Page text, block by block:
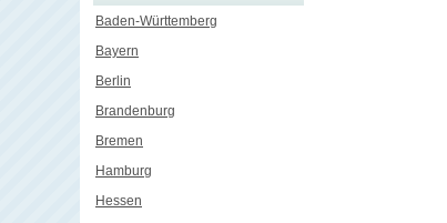
Baden-Württemberg
Bayern
Berlin
Brandenburg
Bremen
Hamburg
Hessen